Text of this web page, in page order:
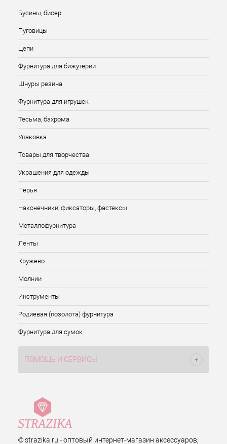
Бусины, бисер
Пуговицы
Цепи
Фурнитура для бижутерии
Шнуры резина
Фурнитура для игрушек
Тесьма, бахрома
Упаковка
Товары для творчества
Украшения для одежды
Перья
Наконечники, фиксаторы, фастексы
Металлофурнитура
Ленты
Кружево
Молнии
Инструменты
Родиевая (позолота) фурнитура
Фурнитура для сумок
ПОМОЩЬ И СЕРВИСЫ
© strazika.ru - оптовый интернет-магазин аксессуаров,